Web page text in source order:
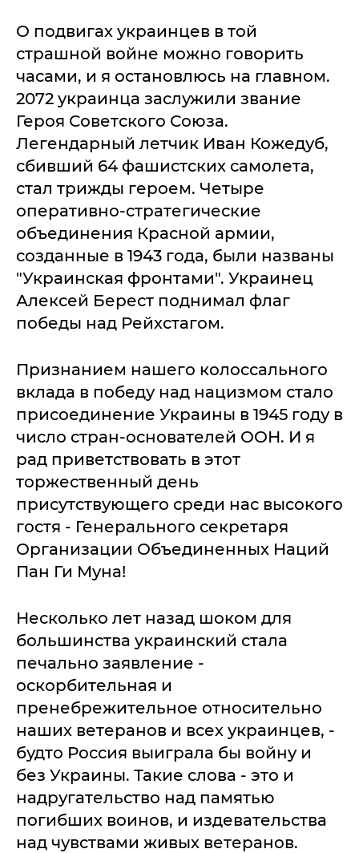
О подвигах украинцев в той
страшной войне можно говорить
часами, и я остановлюсь на главном.
2072 украинца заслужили звание
Героя Советского Союза.
Легендарный летчик Иван Кожедуб,
сбивший 64 фашистских самолета,
стал трижды героем. Четыре
оперативно-стратегические
объединения Красной армии,
созданные в 1943 года, были названы
"Украинская фронтами". Украинец
Алексей Берест поднимал флаг
победы над Рейхстагом.
Признанием нашего колоссального
вклада в победу над нацизмом стало
присоединение Украины в 1945 году в
число стран-основателей ООН. И я
рад приветствовать в этот
торжественный день
присутствующего среди нас высокого
гостя - Генерального секретаря
Организации Объединенных Наций
Пан Ги Муна!
Несколько лет назад шоком для
большинства украинский стала
печально заявление -
оскорбительная и
пренебрежительное относительно
наших ветеранов и всех украинцев, -
будто Россия выиграла бы войну и
без Украины. Такие слова - это и
надругательство над памятью
погибших воинов, и издевательства
над чувствами живых ветеранов.